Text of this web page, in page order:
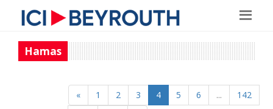
Hamas
« 1 2 3 4 5 6 ...
142